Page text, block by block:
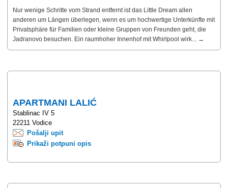
Nur wenige Schritte vom Strand entfernt ist das Little Dream allen
anderen um Längen überlegen, wenn es um hochwertige Unterkünfte mit
Privatsphäre für Familien oder kleine Gruppen von Freunden geht, die
Jadranovo besuchen. Ein raumhoher Innenhof mit Whirlpool wirk... →
APARTMANI LALIĆ
Stablinac IV 5
22211 Vodice
Pošalji upit
Prikaži potpuni opis